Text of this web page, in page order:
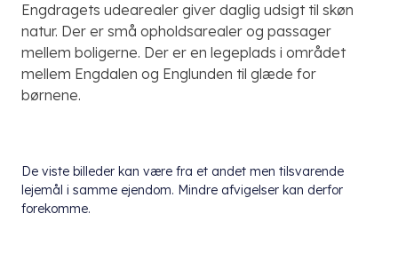
Engdragets udearealer giver daglig udsigt til skøn
natur. Der er små opholdsarealer og passager
mellem boligerne. Der er en legeplads i området
mellem Engdalen og Englunden til glæde for
børnene.
De viste billeder kan være fra et andet men tilsvarende
lejemål i samme ejendom. Mindre afvigelser kan derfor
forekomme.